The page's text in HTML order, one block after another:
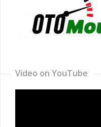
Video on YouTube